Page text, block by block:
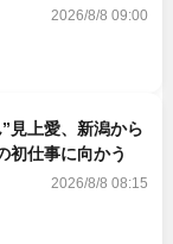
2026/8/8 09:00
見上愛、新潟から
仕事に向かう
2026/8/8 08:15